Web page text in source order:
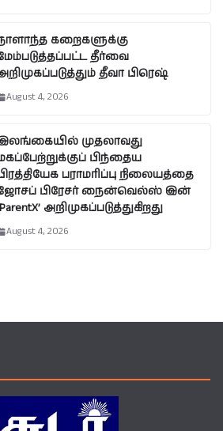
கறைகளுக்கு
தீர்வை
தீவா பிரெஷ்
August 4, 2026
முதலாவது
பிந்தைய
பராமரிப்பு நிலையத்தை
பிரேசர் நைன்வெல்ஸ் இன்
அறிமுகப்படுத்துகிறது
August 4, 2026